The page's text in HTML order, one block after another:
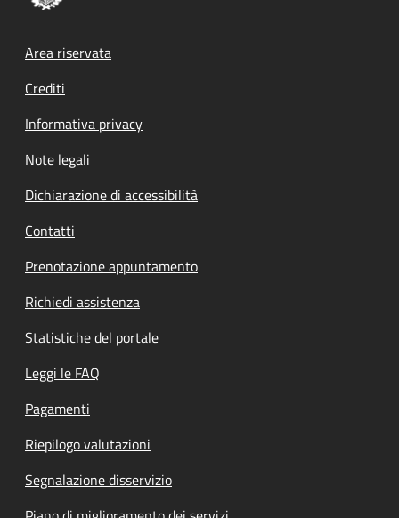
Footer menu
Area riservata
Crediti
Informativa privacy
Note legali
Dichiarazione di accessibilità
Contatti
Prenotazione appuntamento
Richiedi assistenza
Statistiche del portale
Leggi le FAQ
Pagamenti
Riepilogo valutazioni
Segnalazione disservizio